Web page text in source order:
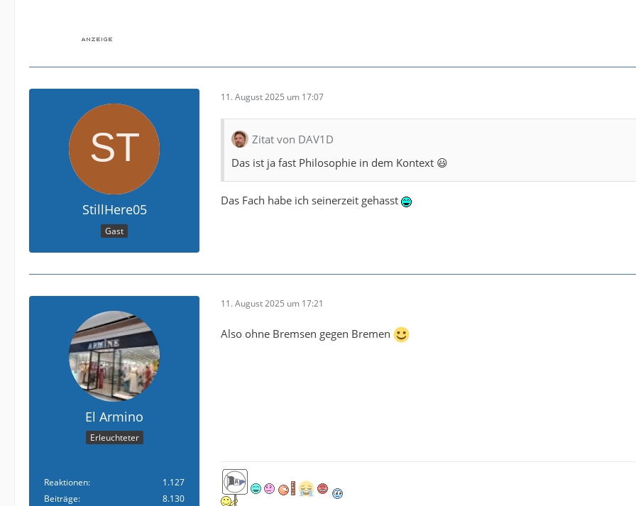
StillHere05
Gast
11. August 2025 um 17:07
Zitat von DAV1D
Das ist ja fast Philosophie in dem Kontext 😃
Das Fach habe ich seinerzeit gehasst
El Armino
Erleuchteter
Reaktionen
1.127
Beiträge
8.130
11. August 2025 um 17:21
Also ohne Bremsen gegen Bremen